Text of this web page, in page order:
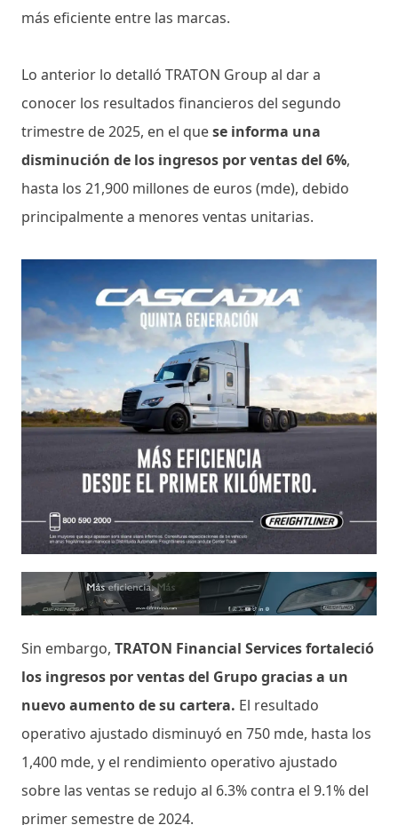
más eficiente entre las marcas.
Lo anterior lo detalló TRATON Group al dar a
conocer los resultados financieros del segundo
trimestre de 2025, en el quese informa una
disminución de los ingresos por ventas del 6%,
hasta los 21,900 millones de euros (mde), debido
principalmente a menores ventas unitarias.
Sin embargo, TRATON Financial Services fortaleció
los ingresos por ventas del Grupo gracias a un
nuevo aumento de su cartera. El resultado
operativo ajustado disminuyó en 750 mde, hasta los
1,400 mde, y el rendimiento operativo ajustado
sobre las ventas se redujo al 6.3% contra el 9.1% del
primer semestre de 2024.